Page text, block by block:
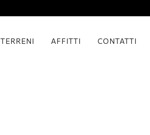
TERRENI AFFITTI CONTATTI